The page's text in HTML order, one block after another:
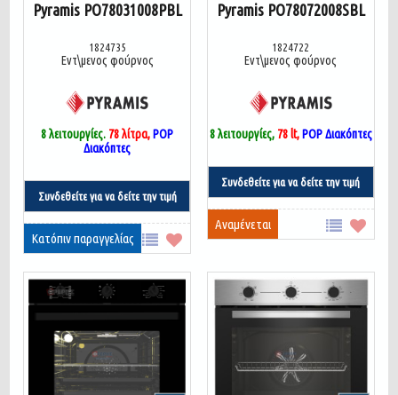
Pyramis PO78031008PBL
1824735
Εντ\μενος φούρνος
8 λειτουργίες. 78 λίτρα,POP
Διακόπτες
Συνδεθείτε για να δείτε την τιμή
Κατόπιν παραγγελίας
Pyramis PO78072008SBL
1824722
Εντ\μενος φούρνος
8 λειτουργίες, 78 lt,POP Διακόπτες
Συνδεθείτε για να δείτε την τιμή
Αναμένεται